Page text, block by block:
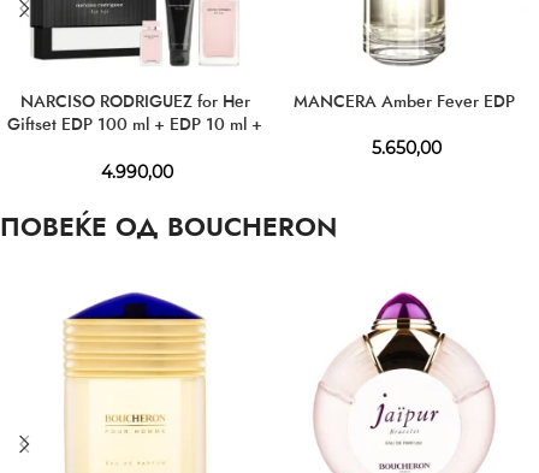
NARCISO RODRIGUEZ for Her
Giftset EDP 100 ml + EDP 10 ml +
4.990,00
MANCERA Amber Fever EDP
5.650,00
ПОВЕЌЕ ОД BOUCHERON